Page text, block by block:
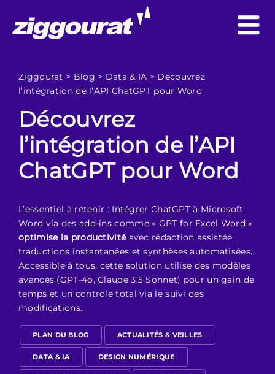
Ziggourat > Blog > Data & IA > Découvrez
l’intégration de l’API ChatGPT pour Word
Découvrez
l’intégration de l’API
ChatGPT pour Word
L’essentiel à retenir : Intégrer ChatGPT à Microsoft
Word via des add-ins comme « GPT for Excel Word »
optimise la productivitéavec rédaction assistée,
traductions instantanées et synthèses automatisées.
Accessible à tous, cette solution utilise des modèles
avancés (GPT-4o, Claude 3.5 Sonnet) pour un gain de
temps et un contrôle total via le suivi des
modifications.
PLAN DU BLOG ACTUALITÉS & VEILLES
DATA & IA DESIGN NUMÉRIQUE